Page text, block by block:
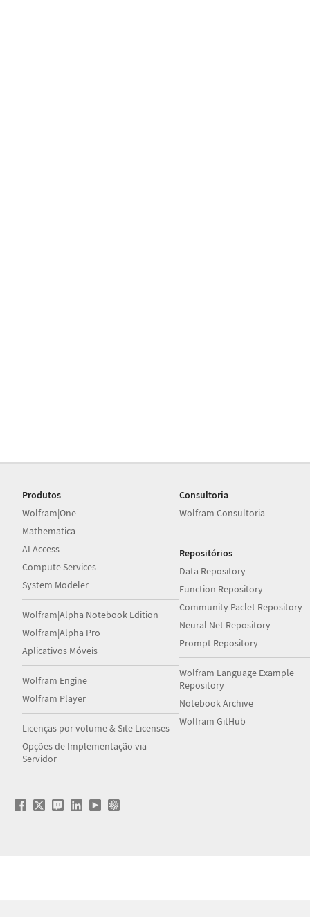
Produtos
Wolfram|One
Mathematica
AI Access
Compute Services
System Modeler
Wolfram|Alpha Notebook Edition
Wolfram|Alpha Pro
Aplicativos Móveis
Wolfram Engine
Wolfram Player
Licenças por volume & Site Licenses
Opções de Implementação via
Servidor
Consultoria
Wolfram Consultoria
Repositórios
Data Repository
Function Repository
Community Paclet Repository
Neural Net Repository
Prompt Repository
Wolfram Language Example
Repository
Notebook Archive
Wolfram GitHub